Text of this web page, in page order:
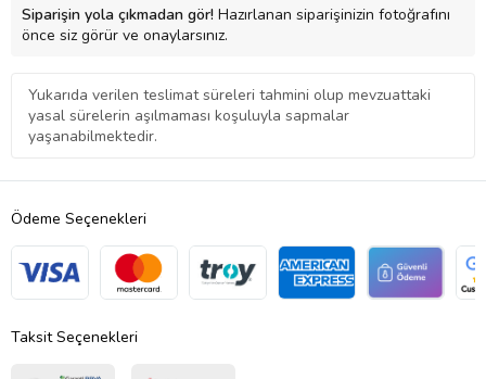
Siparişin yola çıkmadan gör! Hazırlanan siparişinizin fotoğrafını
önce siz görür ve onaylarsınız.
Yukarıda verilen teslimat süreleri tahmini olup mevzuattaki
yasal sürelerin aşılmaması koşuluyla sapmalar
yaşanabilmektedir.
Ödeme Seçenekleri
Taksit Seçenekleri